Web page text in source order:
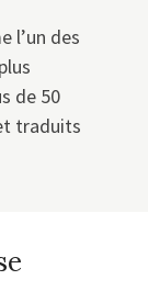
l’un des
de 50
traduits